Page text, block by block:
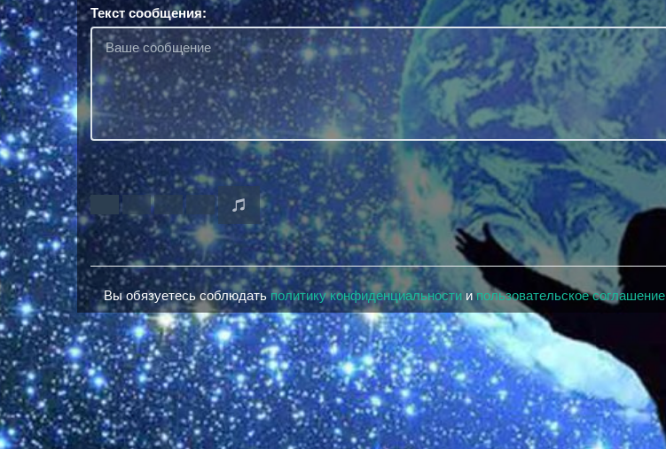
Текст сообщения:
Вы обязуетесь соблюдать политику конфиденциальностиипользовательское соглашение